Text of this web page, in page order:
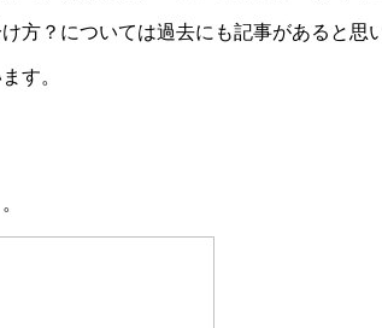
方？については過去にも記事があると思
す。